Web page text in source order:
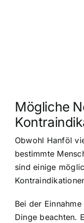
Mögliche
Obwohl Hanföl
bestimmte
sind einige
Bei der
Dinge beachten.